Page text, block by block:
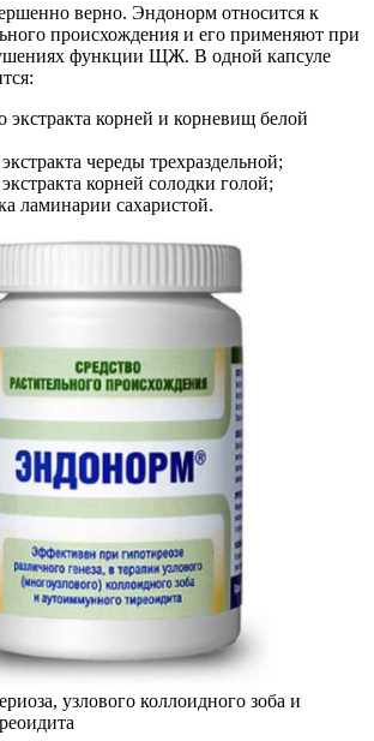
верно. Эндонорм относится к
происхождения и его применяют при
функции ЩЖ. В одной капсуле
экстракта корней и корневищ белой
череды трехраздельной;
корней солодки голой;
ламинарии сахаристой.
узлового коллоидного зоба и